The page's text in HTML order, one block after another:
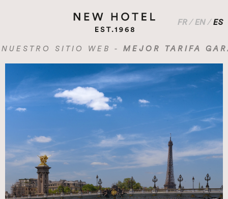
FR / EN / ES
SITIO WEB - MEJOR TARIFA